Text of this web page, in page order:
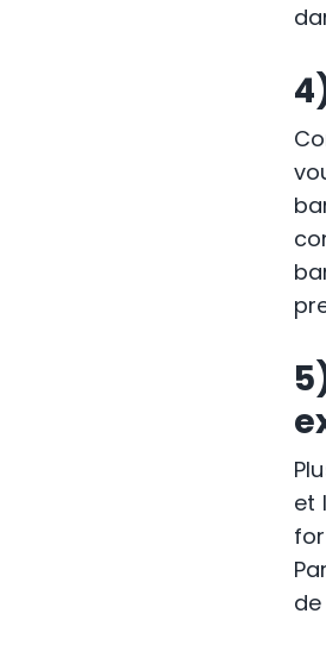
et